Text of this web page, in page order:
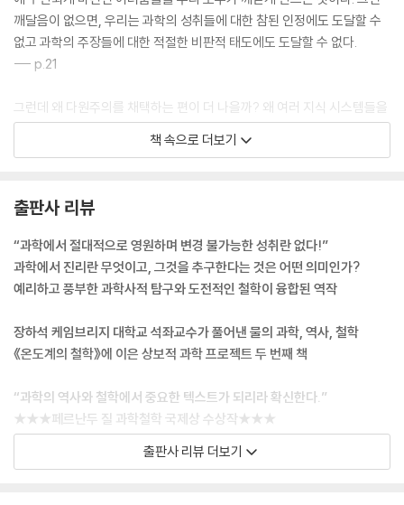
깨달음이 없으면, 우리는 과학의 성취들에 대한 참된 인정에도 도달할 수
없고 과학의 주장들에 대한 적절한 비판적 태도에도 도달할 수 없다.
--- p.21
그런데 왜 다원주의를 채택하는 편이 더 나을까? 왜 여러 지식 시스템들을
살려두어야 할까? 즉각 떠오르는 이유는, 우리가 우리의 모든 필요들을 충
족시키는 완벽한 단일 이론 혹은 관점에 도달할 개연성은 낮다는 직감이
한 겸양으로 여긴다. 우리가 완벽한 단일 시스템을 발견할 성싶지 않다면,
다수의 시스템을 보유하는 것이 합당하다.
--- p.31
다. 궁극적으로 나는 더 활동가적인(activist) 유형의 학문 활동을 옹호한
다. 부당하게 버려진 사유의 방향을 되살릴 가능성을 실제로 열고 그 방향
괄적인 견해다. 플로지스톤 이론이 과학 지식에 기여한 바가 무엇인지, 그
이론이 더 오래 존속했다면 어떤 기여를 할 수 있었을지, 지금 그 이론이 부
활한다면 어떤 기여를 할 수 있을지 나는 알고 싶다. 이 모든 범주의 기여들
이 플로지스톤 이론의 조급한 폐기 때문에 소실되거나 간과되었다면, 우리
책 속으로 더보기
출판사 리뷰
“과학에서 절대적으로 영원하며 변경 불가능한 성취란 없다!”
과학에서 진리란 무엇이고, 그것을 추구한다는 것은 어떤 의미인가?
예리하고 풍부한 과학사적 탐구와 도전적인 철학이 융합된 역작
장하석 케임브리지 대학교 석좌교수가 풀어낸 물의 과학, 역사, 철학
《온도계의 철학》에 이은 상보적 과학 프로젝트 두 번째 책
“과학의 역사와 철학에서 중요한 텍스트가 되리라 확신한다.”
★★★페르난두 질 과학철학 국제상 수상작★★★
물은 정말 H2O일까? 과학자들은 어떻게 물은 H2O라고 믿게 되었는가?
출판사 리뷰 더보기